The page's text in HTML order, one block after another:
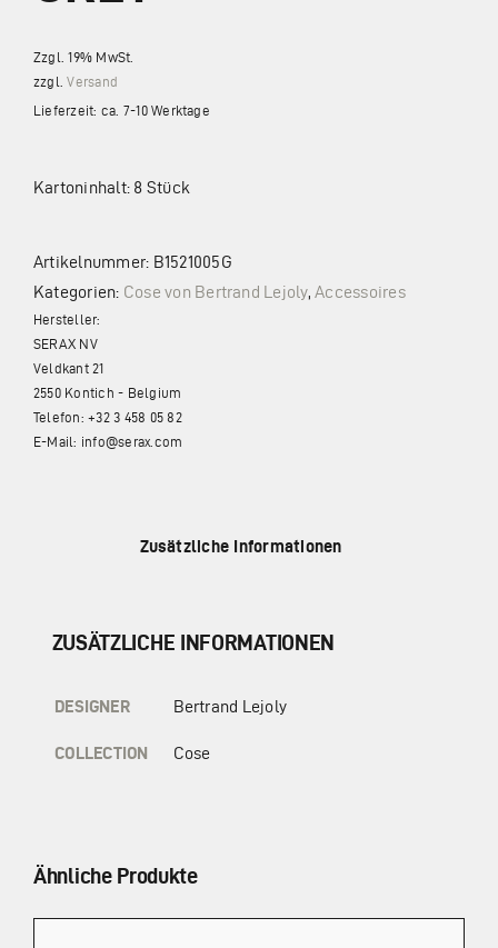
Datenschutz
Zzgl. 19% MwSt.
zzgl.Versand
Lieferzeit: ca. 7-10 Werktage
Kartoninhalt: 8 Stück
Artikelnummer: B1521005G
Kategorien: Cose von Bertrand Lejoly,Accessoires
Hersteller:
SERAX NV
Veldkant 21
2550 Kontich - Belgium
Telefon: +32 3 458 05 82
E-Mail: info@serax.com
Zusätzliche Informationen
ZUSÄTZLICHE INFORMATIONEN
DESIGNER Bertrand Lejoly
COLLECTION Cose
Ähnliche Produkte